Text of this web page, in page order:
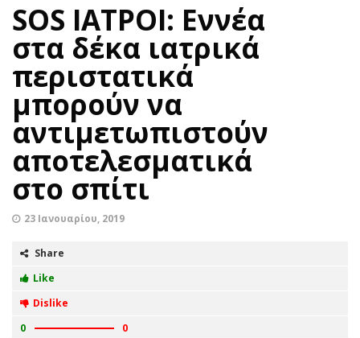
SOS ΙΑΤΡΟΙ: Εννέα
στα δέκα ιατρικά
περιστατικά
μπορούν να
αντιμετωπιστούν
αποτελεσματικά
στο σπίτι
23 Ιανουαρίου, 2019
Share
Like
Dislike
0
0